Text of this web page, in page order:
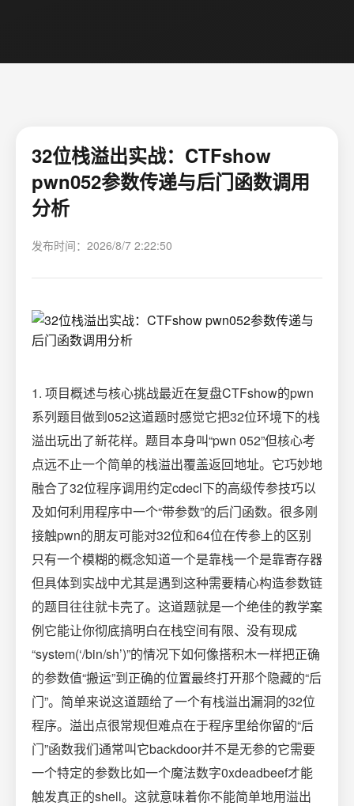
32位栈溢出实战：CTFshow
pwn052参数传递与后门函数调用
分析
发布时间：2026/8/7 2:22:50
1. 项目概述与核心挑战最近在复盘CTFshow的pwn
系列题目做到052这道题时感觉它把32位环境下的栈
溢出玩出了新花样。题目本身叫“pwn 052”但核心考
点远不止一个简单的栈溢出覆盖返回地址。它巧妙地
融合了32位程序调用约定cdecl下的高级传参技巧以
及如何利用程序中一个“带参数”的后门函数。很多刚
接触pwn的朋友可能对32位和64位在传参上的区别
只有一个模糊的概念知道一个是靠栈一个是靠寄存器
但具体到实战中尤其是遇到这种需要精心构造参数链
的题目往往就卡壳了。这道题就是一个绝佳的教学案
例它能让你彻底搞明白在栈空间有限、没有现成
“system(‘/bin/sh’)”的情况下如何像搭积木一样把正确
的参数值“搬运”到正确的位置最终打开那个隐藏的“后
门”。简单来说这道题给了一个有栈溢出漏洞的32位
程序。溢出点很常规但难点在于程序里给你留的“后
门”函数我们通常叫它backdoor并不是无参的它需要
一个特定的参数比如一个魔法数字0xdeadbeef才能
触发真正的shell。这就意味着你不能简单地用溢出